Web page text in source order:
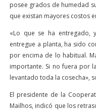
posee grados de humedad
que existan mayores costos
«Lo que se ha
entregue a planta, ha sido
por encima de lo habitual.
importante. Si no fuera por
levantado toda la cosecha»,
El presidente de la
Mailhos, indicó que los